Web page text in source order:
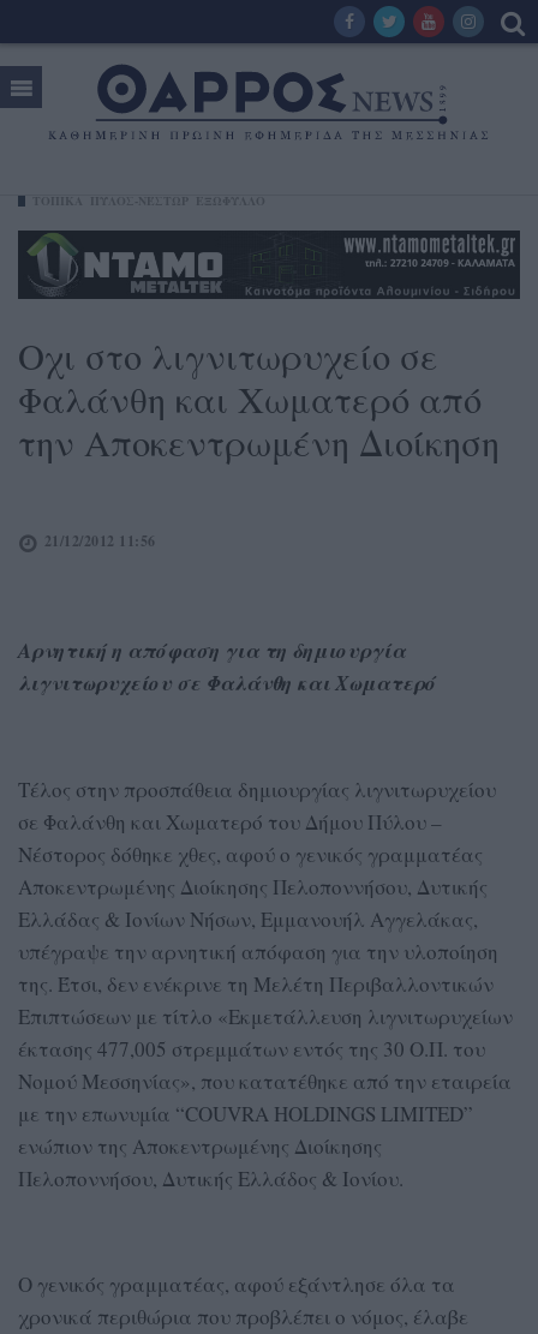
Οχι στο λιγνιτωρυχείο σε
Φαλάνθη και Χωματερό από
την Αποκεντρωμένη Διοίκηση
21/12/2012 11:56
Αρνητική η απόφαση για τη δημιουργία
λιγνιτωρυχείου σε Φαλάνθη και Χωματερό
Τέλος στην προσπάθεια δημιουργίας λιγνιτωρυχείου
σε Φαλάνθη και Χωματερό του Δήμου Πύλου –
Νέστορος δόθηκε χθες, αφού ο γενικός γραμματέας
Αποκεντρωμένης Διοίκησης Πελοποννήσου, Δυτικής
Ελλάδας & Ιονίων Νήσων, Εμμανουήλ Αγγελάκας,
υπέγραψε την αρνητική απόφαση για την υλοποίηση
της. Έτσι, δεν ενέκρινε τη Μελέτη Περιβαλλοντικών
Επιπτώσεων με τίτλο «Εκμετάλλευση λιγνιτωρυχείων
έκτασης 477,005 στρεμμάτων εντός της 30 Ο.Π. του
Νομού Μεσσηνίας», που κατατέθηκε από την εταιρεία
με την επωνυμία “COUVRA HOLDINGS LIMITED”
ενώπιον της Αποκεντρωμένης Διοίκησης
Πελοποννήσου, Δυτικής Ελλάδος & Ιονίου.
Ο γενικός γραμματέας, αφού εξάντλησε όλα τα
χρονικά περιθώρια που προβλέπει ο νόμος, έλαβε